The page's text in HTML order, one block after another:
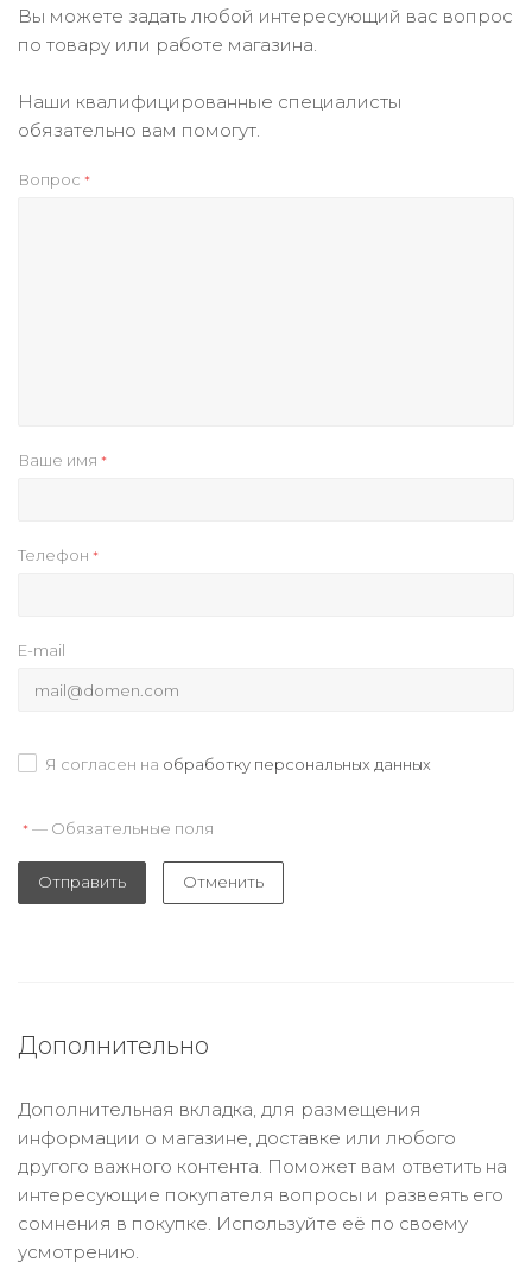
Вы можете задать любой интересующий вас вопрос
по товару или работе магазина.
Наши квалифицированные специалисты
обязательно вам помогут.
Вопрос *
Ваше имя *
Телефон *
E-mail
Я согласен на обработку персональных данных
* — Обязательные поля
Отправить Отменить
Дополнительно
Дополнительная вкладка, для размещения
информации о магазине, доставке или любого
другого важного контента. Поможет вам ответить на
интересующие покупателя вопросы и развеять его
сомнения в покупке. Используйте её по своему
усмотрению.